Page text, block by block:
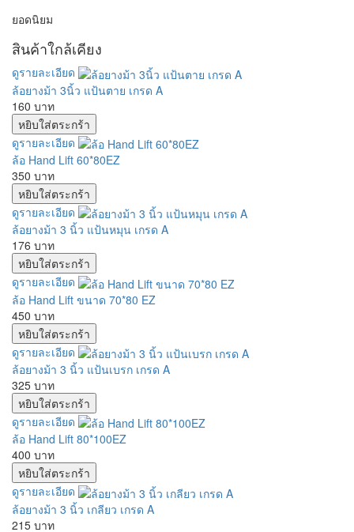
ยอดนิยม
สินค้าใกล้เคียง
ดูรายละเอียด
ล้อยางม้า 3นิ้ว แป้นตาย เกรด A
160 บาท
ดูรายละเอียด
ล้อ Hand Lift 60*80EZ
350 บาท
ดูรายละเอียด
ล้อยางม้า 3 นิ้ว แป้นหมุน เกรด A
176 บาท
ดูรายละเอียด
ล้อ Hand Lift ขนาด 70*80 EZ
450 บาท
ดูรายละเอียด
ล้อยางม้า 3 นิ้ว แป้นเบรก เกรด A
325 บาท
ดูรายละเอียด
ล้อ Hand Lift 80*100EZ
400 บาท
ดูรายละเอียด
ล้อยางม้า 3 นิ้ว เกลียว เกรด A
215 บาท